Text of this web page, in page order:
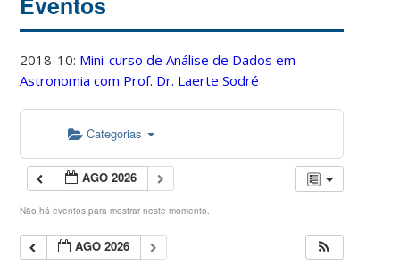
2018-10: Mini-curso de Análise de Dados em
Astronomia com Prof. Dr. Laerte Sodré
Categorias
AGO 2026
Não há eventos para mostrar neste momento.
AGO 2026